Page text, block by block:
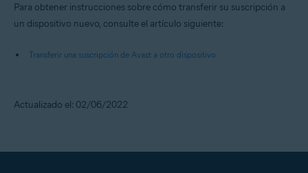
Para obtener instrucciones sobre cómo transferir su suscripción a
un dispositivo nuevo, consulte el artículo siguiente:
Transferir una suscripción de Avast a otro dispositivo
Actualizado el: 02/06/2022